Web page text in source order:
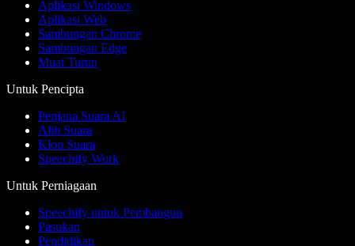
Aplikasi Windows
Aplikasi Web
Sambungan Chrome
Sambungan Edge
Muat Turun
Untuk Pencipta
Penjana Suara AI
Alih Suara
Klon Suara
Speechify Work
Untuk Perniagaan
Speechify untuk Pembangun
Pasukan
Pendidikan